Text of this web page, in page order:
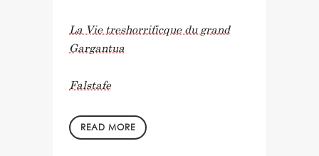
La Vie treshorrificque du grand
Gargantua
Falstafe
READ MORE